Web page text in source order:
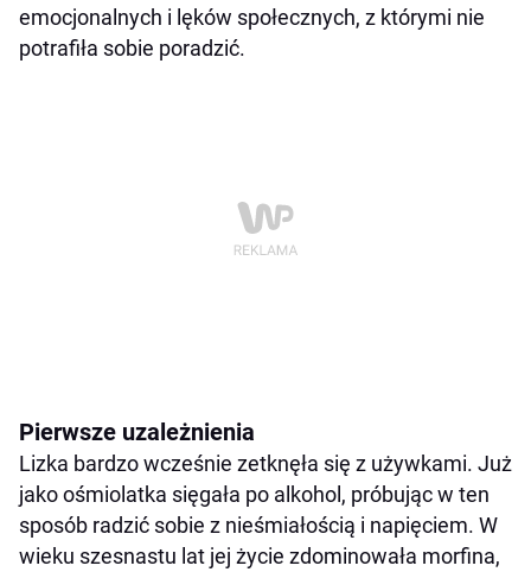
emocjonalnych i lęków społecznych, z którymi nie
potrafiła sobie poradzić.
Pierwsze uzależnienia
Lizka bardzo wcześnie zetknęła się z używkami. Już
jako ośmiolatka sięgała po alkohol, próbując w ten
sposób radzić sobie z nieśmiałością i napięciem. W
wieku szesnastu lat jej życie zdominowała morfina,